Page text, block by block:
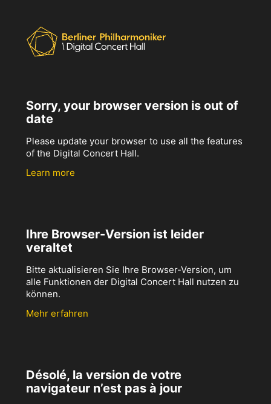
Sorry, your browser version is out of
date
Please update your browser to use all the features
of the Digital Concert Hall.
Learn more
Ihre Browser-Version ist leider
veraltet
Bitte aktualisieren Sie Ihre Browser-Version, um
alle Funktionen der Digital Concert Hall nutzen zu
können.
Mehr erfahren
Désolé, la version de votre
navigateur n’est pas à jour